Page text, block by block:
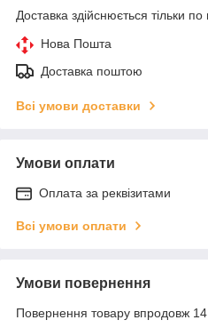
Доставка здійснюється тільки по
Нова Пошта
Доставка поштою
Всі умови доставки
Умови оплати
Оплата за реквізитами
Всі умови оплати
Умови повернення
Повернення товару впродовж 14